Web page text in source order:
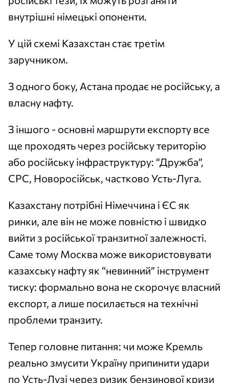
внутрішні німецькі опоненти.
У цій схемі Казахстан стає третім
заручником.
З одного боку, Астана продає не російську, а
власну нафту.
З іншого - основні маршрути експорту все
ще проходять через російську територію
або російську інфраструктуру: “Дружба”,
CPC, Новоросійськ, частково Усть-Луга.
Казахстану потрібні Німеччина і ЄС як
ринки, але він не може повністю і швидко
вийти з російської транзитної залежності.
Саме тому Москва може використовувати
казахську нафту як “невинний” інструмент
тиску: формально вона не скорочує власний
експорт, а лише посилається на технічні
проблеми транзиту.
Тепер головне питання: чи може Кремль
реально змусити Україну припинити удари
по Усть-Лузі через ризик бензинової кризи